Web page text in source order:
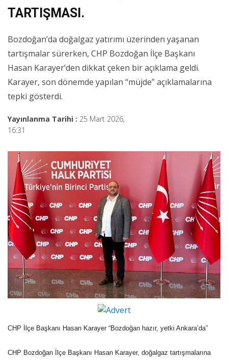
TARTIŞMASI.
Bozdoğan’da doğalgaz yatırımı üzerinden yaşanan
tartışmalar sürerken, CHP Bozdoğan İlçe Başkanı
Hasan Karayer’den dikkat çeken bir açıklama geldi.
Karayer, son dönemde yapılan “müjde” açıklamalarına
tepki gösterdi.
Yayınlanma Tarihi : 25 Mart 2026,
16:31
CHP İlçe Başkanı Hasan Karayer “Bozdoğan hazır, yetki Ankara’da”
CHP Bozdoğan İlçe Başkanı Hasan Karayer, doğalgaz tartışmalarına